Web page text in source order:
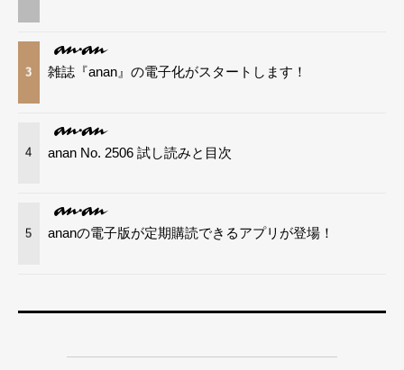
3 雑誌『anan』の電子化がスタートします！
4 anan No. 2506 試し読みと目次
5 ananの電子版が定期購読できるアプリが登場！